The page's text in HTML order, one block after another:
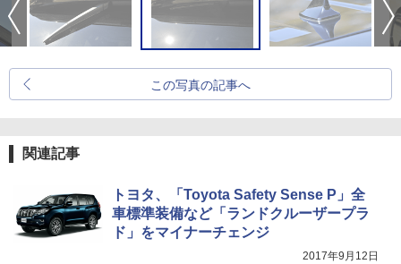
この写真の記事へ
関連記事
トヨタ、「Toyota Safety Sense P」全
車標準装備など「ランドクルーザープラ
ド」をマイナーチェンジ
2017年9月12日